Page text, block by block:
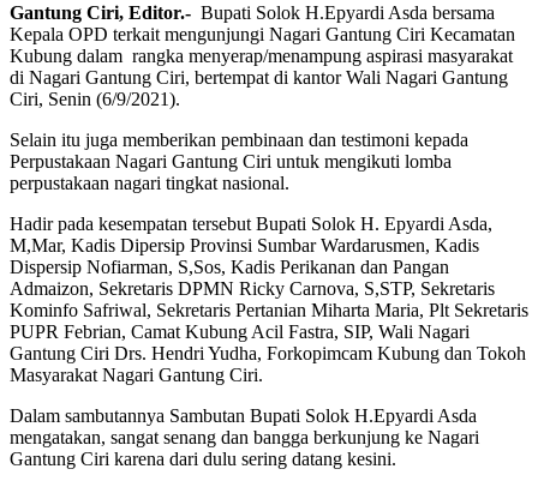
Gantung Ciri, Editor.- Bupati Solok H.Epyardi Asda bersama
Kepala OPD terkait mengunjungi Nagari Gantung Ciri Kecamatan
Kubung dalam rangka menyerap/menampung aspirasi masyarakat
di Nagari Gantung Ciri, bertempat di kantor Wali Nagari Gantung
Ciri, Senin (6/9/2021).
Selain itu juga memberikan pembinaan dan testimoni kepada
Perpustakaan Nagari Gantung Ciri untuk mengikuti lomba
perpustakaan nagari tingkat nasional.
Hadir pada kesempatan tersebut Bupati Solok H. Epyardi Asda,
M,Mar, Kadis Dipersip Provinsi Sumbar Wardarusmen, Kadis
Dispersip Nofiarman, S,Sos, Kadis Perikanan dan Pangan
Admaizon, Sekretaris DPMN Ricky Carnova, S,STP, Sekretaris
Kominfo Safriwal, Sekretaris Pertanian Miharta Maria, Plt Sekretaris
PUPR Febrian, Camat Kubung Acil Fastra, SIP, Wali Nagari
Gantung Ciri Drs. Hendri Yudha, Forkopimcam Kubung dan Tokoh
Masyarakat Nagari Gantung Ciri.
Dalam sambutannya Sambutan Bupati Solok H.Epyardi Asda
mengatakan, sangat senang dan bangga berkunjung ke Nagari
Gantung Ciri karena dari dulu sering datang kesini.